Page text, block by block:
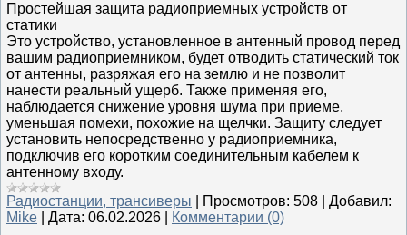
Простейшая защита радиоприемных устройств от
статики
Это устройство, установленное в антенный провод перед
вашим радиоприемником, будет отводить статический ток
от антенны, разряжая его на землю и не позволит
нанести реальный ущерб. Также применяя его,
наблюдается снижение уровня шума при приеме,
уменьшая помехи, похожие на щелчки. Защиту следует
установить непосредственно у радиоприемника,
подключив его коротким соединительным кабелем к
антенному входу.
Радиостанции, трансиверы
Просмотров: 508
Добавил:
Mike
Дата: 06.02.2026 Комментарии (0)